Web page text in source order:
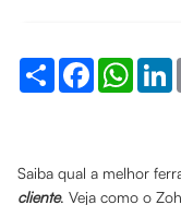
Share Facebook
Saiba qual a melhor
cliente. Veja como o